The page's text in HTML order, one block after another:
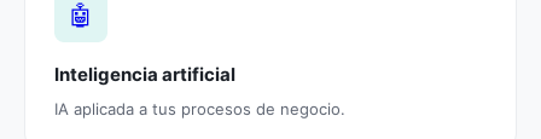
🤖
Inteligencia artificial
IA aplicada a tus procesos de negocio.